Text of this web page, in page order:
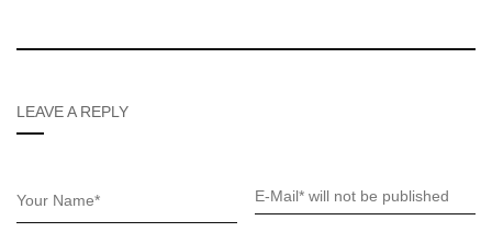
LEAVE A REPLY